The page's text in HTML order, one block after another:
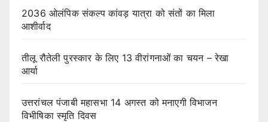
2036 ओलंपिक संकल्प कांवड़ यात्रा को संतों का मिला
आशीर्वाद
तीलू रौतेली पुरस्कार के लिए 13 वीरांगनाओं का चयन – रेखा
आर्या
उत्तरांचल पंजाबी महासभा 14 अगस्त को मनाएगी विभाजन
विभीषिका स्मृति दिवस